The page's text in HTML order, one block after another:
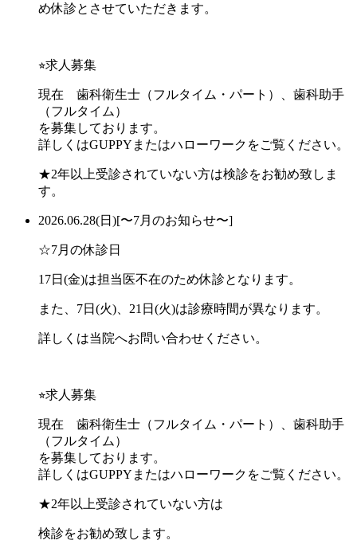
め休診とさせていただきます。
⭐︎求人募集
現在 歯科衛生士（フルタイム・パート）、歯科助手
（フルタイム）
を募集しております。
詳しくはGUPPYまたはハローワークをご覧ください。
★2年以上受診されていない方は検診をお勧め致しま
す。
2026.06.28(日)[〜7月のお知らせ〜]
☆7月の休診日
17日(金)は担当医不在のため休診となります。
また、7日(火)、21日(火)は診療時間が異なります。
詳しくは当院へお問い合わせください。
⭐︎求人募集
現在 歯科衛生士（フルタイム・パート）、歯科助手
（フルタイム）
を募集しております。
詳しくはGUPPYまたはハローワークをご覧ください。
★2年以上受診されていない方は
検診をお勧め致します。